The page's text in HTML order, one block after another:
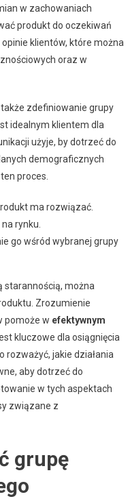
w zachowaniach
produkt do oczekiwań
klientów, które można
oraz w
zdefiniowanie grupy
idealnym klientem dla
użyje, by dotrzeć do
demograficznych
proces.
ma rozwiązać.
rynku.
go wśród wybranej grupy
starannością, można
Zrozumienie
pomoże w efektywnym
kluczowe dla osiągnięcia
jakie działania
aby dotrzeć do
w tych aspektach
związane z
grupę